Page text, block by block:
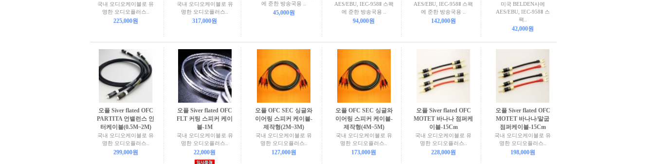
국내 오디오케이블로 유
명한 오디오플러스..
225,000원
국내 오디오케이블로 유
명한 오디오플러스..
317,000원
에 준한 방송국용 ..
45,000원
AES/EBU, IEC-958Ⅱ 스팩
에 준한 방송국용 ..
94,000원
AES/EBU, IEC-958Ⅱ 스팩
에 준한 방송국용 ..
142,000원
미국 BELDEN사에
AES/EBU, IEC-958Ⅱ 스
팩..
42,000원
오플 Siver flated OFC
PARTITA 언밸런스 인
터케이블(0.5M~2M)
국내 오디오케이블로 유
명한 오디오플러스..
299,000원
오플 Siver flated OFC
FLT 커팅 스피커 케이
블-1M
국내 오디오케이블로 유
명한 오디오플러스..
22,000원
오플 OFC SEC 싱글와
이어링 스피커 케이블-
제작형(2M~3M)
국내 오디오케이블로 유
명한 오디오플러스..
127,000원
오플 OFC SEC 싱글와
이어링 스피커 케이블-
제작형(4M~5M)
국내 오디오케이블로 유
명한 오디오플러스..
173,000원
오플 Siver flated OFC
MOTET 바나나 점퍼케
이블-15Cm
국내 오디오케이블로 유
명한 오디오플러스..
228,000원
오플 Siver flated OFC
MOTET 바나나/말굽
점퍼케이블-15Cm
국내 오디오케이블로 유
명한 오디오플러스..
198,000원